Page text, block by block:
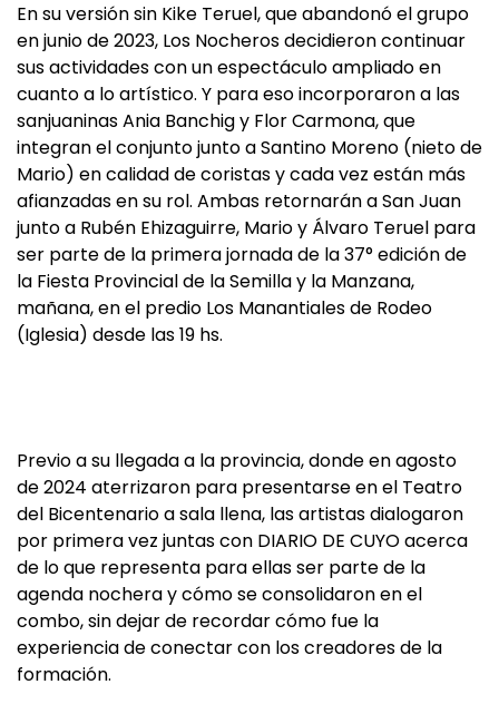
En su versión sin Kike Teruel, que abandonó el grupo
en junio de 2023, Los Nocheros decidieron continuar
sus actividades con un espectáculo ampliado en
cuanto a lo artístico. Y para eso incorporaron a las
sanjuaninas Ania Banchig y Flor Carmona, que
integran el conjunto junto a Santino Moreno (nieto de
Mario) en calidad de coristas y cada vez están más
afianzadas en su rol. Ambas retornarán a San Juan
junto a Rubén Ehizaguirre, Mario y Álvaro Teruel para
ser parte de la primera jornada de la 37° edición de
la Fiesta Provincial de la Semilla y la Manzana,
mañana, en el predio Los Manantiales de Rodeo
(Iglesia) desde las 19 hs.
Previo a su llegada a la provincia, donde en agosto
de 2024 aterrizaron para presentarse en el Teatro
del Bicentenario a sala llena, las artistas dialogaron
por primera vez juntas con DIARIO DE CUYO acerca
de lo que representa para ellas ser parte de la
agenda nochera y cómo se consolidaron en el
combo, sin dejar de recordar cómo fue la
experiencia de conectar con los creadores de la
formación.